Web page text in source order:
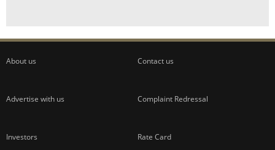
About us Contact us
Advertise with us Complaint Redressal
Investors Rate Card